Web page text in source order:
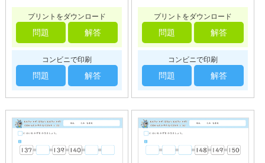
プリントをダウンロード
問題 解答
コンビニで印刷
問題 解答
プリントをダウンロード
問題 解答
コンビニで印刷
問題 解答